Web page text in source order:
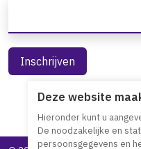
Deze website
Hieronder kunt u
De noodzakelijke en
persoonsgegevens en